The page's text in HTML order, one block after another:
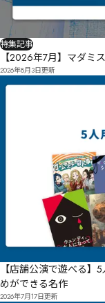
特集記事
【2026年7月】マダミ
2026年8月3日更新
【店舗公演で遊べる
めができる名作
2026年7月17日更新